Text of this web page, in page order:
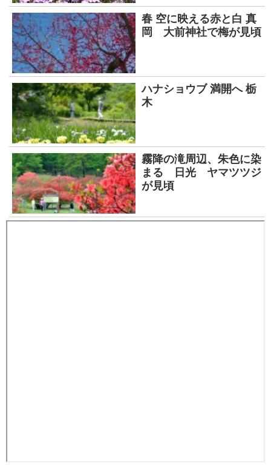
春 空に映える赤と白 真
岡 大前神社で梅が見頃
ハナショウブ 満開へ 栃
木
霧降の滝周辺、朱色に染
まる 日光 ヤマツツジ
が見頃